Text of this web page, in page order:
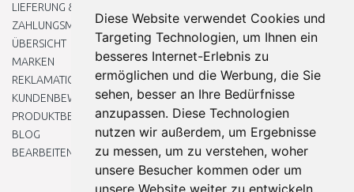
Diese Website verwendet Cookies und
Targeting Technologien, um Ihnen ein
besseres Internet-Erlebnis zu
ermöglichen und die Werbung, die Sie
sehen, besser an Ihre Bedürfnisse
anzupassen. Diese Technologien
nutzen wir außerdem, um Ergebnisse
zu messen, um zu verstehen, woher
unsere Besucher kommen oder um
unsere Website weiter zu entwickeln.
LIEFERUNG & ZAHLUNG
ZAHLUNGSMETHODEN
ÜBERSICHT
MARKEN
REKLAMATIONEN UND RETOUREN
KUNDENBEWERTUNG
PRODUKTBEWERTUNG
BLOG
BEARBEITEN SIE MEINE COOKIE-EINSTELLUNGEN